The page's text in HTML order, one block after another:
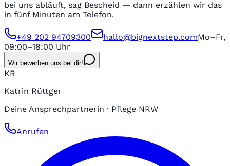
bei uns abläuft, sag Bescheid — dann erzählen wir das
in fünf Minuten am Telefon.
+49 202 94709300 hallo@bignextstep.comMo–Fr,
09:00–18:00 Uhr
Wir bewerben uns bei dir!
KR
Katrin Rüttger
Deine Ansprechpartnerin · Pflege NRW
Anrufen